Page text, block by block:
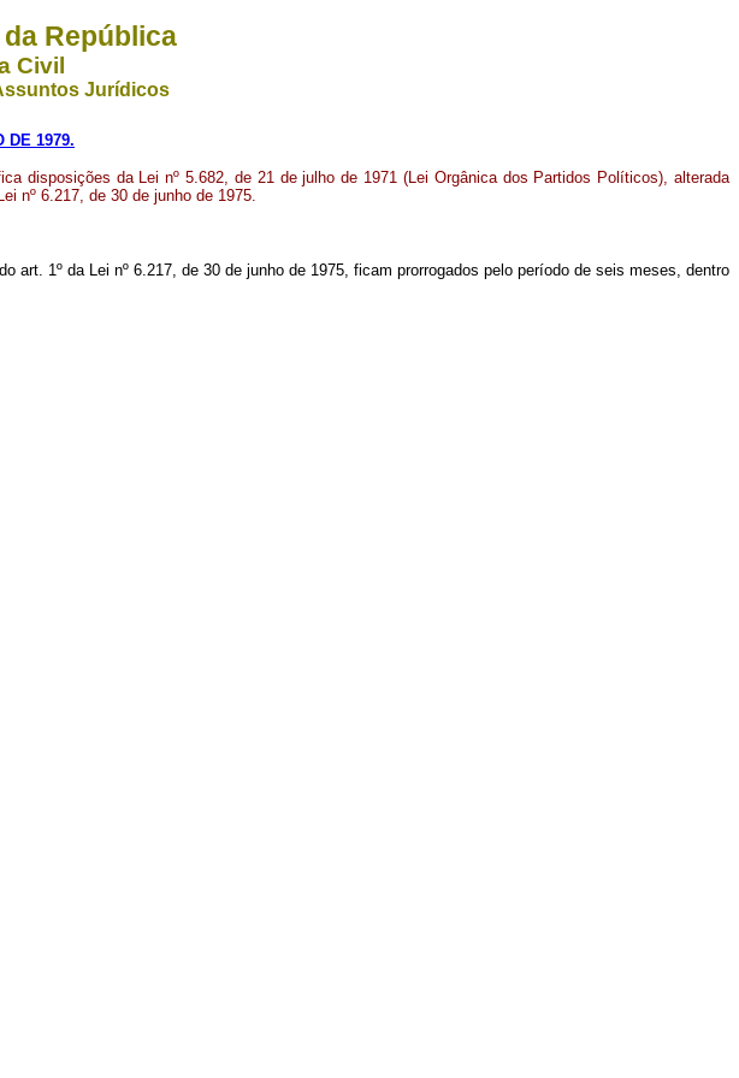
República
Civil
Jurídicos
DE 1979.
disposições da Lei nº 5.682, de 21 de julho de 1971 (Lei Orgânica dos Partidos Políticos), alterada
nº 6.217, de 30 de junho de 1975.
art. 1º da Lei nº 6.217, de 30 de junho de 1975, ficam prorrogados pelo período de seis meses, dentro